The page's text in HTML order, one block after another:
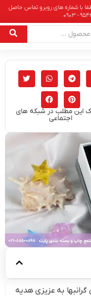
با شماره های روبرو تماس حاصل
این مطلب در شبکه های
اجتماعی
به عزیزی هدیه